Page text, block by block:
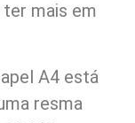
mais em
A4 está
resma